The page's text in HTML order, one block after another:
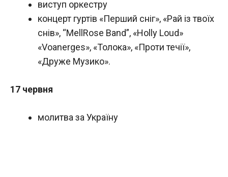
виступ оркестру
концерт гуртів «Перший сніг», «Рай із твоїх
снів», “MellRose Band”, «Holly Loud»
«Voanerges», «Толока», «Проти течії»,
«Друже Музико».
17 червня
молитва за Україну